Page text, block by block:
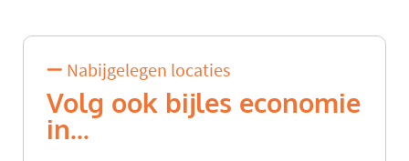
Nabijgelegen locaties
Volg ook bijles economie
in...